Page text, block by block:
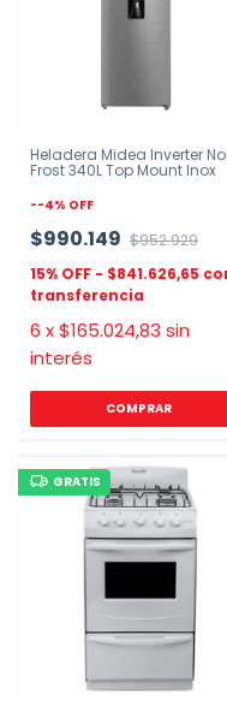
Heladera Midea Inverter No
Frost 340L Top Mount Inox
--4% OFF
$990.149 $952.929
$841.626,65
6 x$165.024,83 sin
interés
COMPRAR
GRATIS